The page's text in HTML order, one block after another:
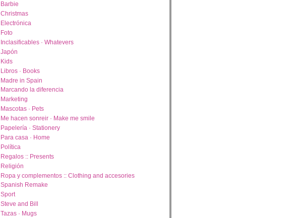
Barbie
Christmas
Electrónica
Foto
Inclasificables · Whatevers
Japón
Kids
Libros · Books
Madre in Spain
Marcando la diferencia
Marketing
Mascotas · Pets
Me hacen sonreir · Make me smile
Papelería · Stationery
Para casa · Home
Política
Regalos :: Presents
Religión
Ropa y complementos :: Clothing and accesories
Spanish Remake
Sport
Steve and Bill
Tazas · Mugs